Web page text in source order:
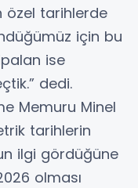
özel tarihlerde
için bu
ise
dedi.
Memuru Minel
tarihlerin
ilgi gördüğüne
olması